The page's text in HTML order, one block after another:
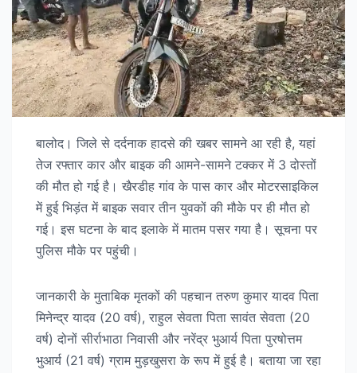
बालोद। जिले से दर्दनाक हादसे की खबर सामने आ रही है, यहां
तेज रफ्तार कार और बाइक की आमने-सामने टक्कर में 3 दोस्तों
की मौत हो गई है। खैरडीह गांव के पास कार और मोटरसाइकिल
में हुई भिड़ंत में बाइक सवार तीन युवकों की मौके पर ही मौत हो
गई। इस घटना के बाद इलाके में मातम पसर गया है। सूचना पर
पुलिस मौके पर पहुंची।
जानकारी के मुताबिक मृतकों की पहचान तरुण कुमार यादव पिता
मिनेन्द्र यादव (20 वर्ष), राहुल सेवता पिता सावंत सेवता (20
वर्ष) दोनों सीर्राभाठा निवासी और नरेंद्र भुआर्य पिता पुरषोत्तम
भुआर्य (21 वर्ष) ग्राम मुड़खुसरा के रूप में हुई है। बताया जा रहा